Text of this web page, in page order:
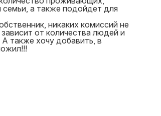
а также подойдет для
никаких комиссий не
от количества людей и
также хочу добавить, в